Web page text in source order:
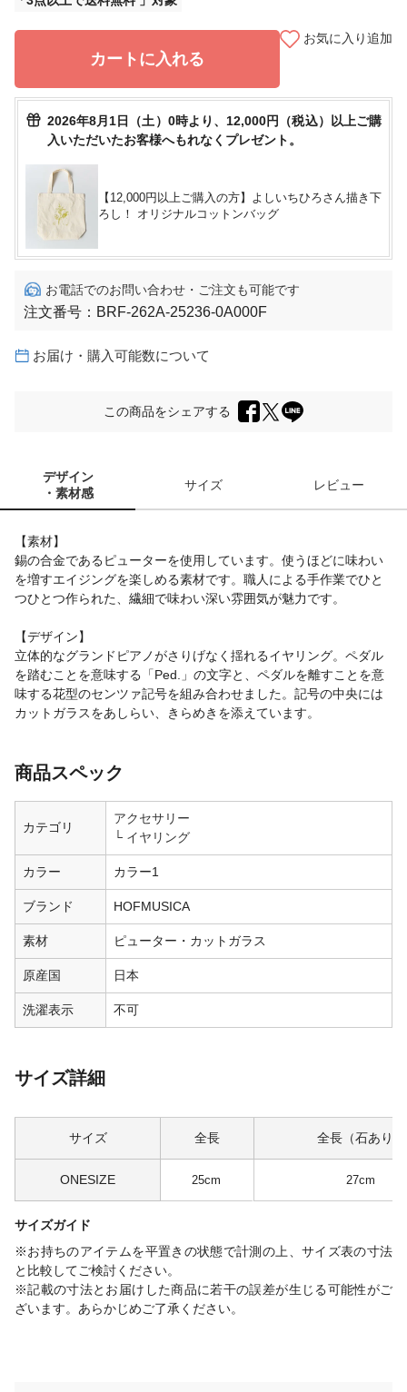
カートに入れる
お気に入り追加
2026年8月1日（土）0時より、12,000円（税込）以上ご購
入いただいたお客様へもれなくプレゼント。
【12,000円以上ご購入の方】よしいちひろさん描き下
ろし！ オリジナルコットンバッグ
お電話でのお問い合わせ・ご注文も可能です
注文番号： BRF-262A-25236-0A000F
お届け・購入可能数について
この商品をシェアする
デザイン
・素材感
サイズ レビュー
【素材】
錫の合金であるピューターを使用しています。使うほどに味わい
を増すエイジングを楽しめる素材です。職人による手作業でひと
つひとつ作られた、繊細で味わい深い雰囲気が魅力です。
【デザイン】
立体的なグランドピアノがさりげなく揺れるイヤリング。ペダル
を踏むことを意味する「Ped.」の文字と、ペダルを離すことを意
味する花型のセンツァ記号を組み合わせました。記号の中央には
カットガラスをあしらい、きらめきを添えています。
商品スペック
カテゴリ
アクセサリー
イヤリング
カラー カラー1
ブランド HOFMUSICA
素材 ピューター・カットガラス
原産国 日本
洗濯表示 不可
サイズ詳細
サイズ 全長 全長（石あり）
ONESIZE 25cm 27cm
サイズガイド
※お持ちのアイテムを平置きの状態で計測の上、サイズ表の寸法
と比較してご検討ください。
※記載の寸法とお届けした商品に若干の誤差が生じる可能性がご
ざいます。あらかじめご了承ください。